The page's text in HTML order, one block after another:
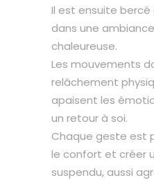
Il est ensuite bercé
dans une
chaleureuse.
Les mouvements
relâchement
apaisent les
un retour à soi.
Chaque geste est
le confort et créer
suspendu, aussi